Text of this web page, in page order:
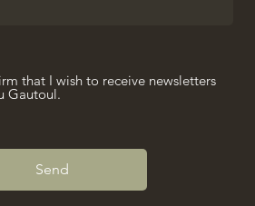
Send
that I wish to receive newsletters
Gautoul.